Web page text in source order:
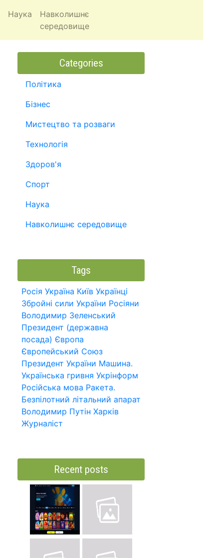
Наука
Навколишнє
середовище
Categories
Політика
Бізнес
Мистецтво та розваги
Технологія
Здоров'я
Спорт
Наука
Навколишнє середовище
Tags
Росія Україна Київ Українці
Збройні сили України Росіяни
Володимир Зеленський
Президент (державна
посада) Європа
Європейський Союз
Президент України Машина.
Українська гривня Укрінформ
Російська мова Ракета.
Безпілотний літальний апарат
Володимир Путін Харків
Журналіст
Recent posts